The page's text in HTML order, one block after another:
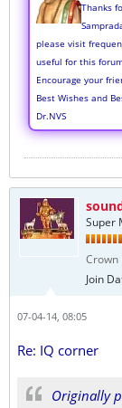
Thanks
please visit
useful for this
Encourage your
Best Wishes and
Dr.NVS
Super
Crown
Join
07-04-14, 08:05
Re: IQ corner
Originally